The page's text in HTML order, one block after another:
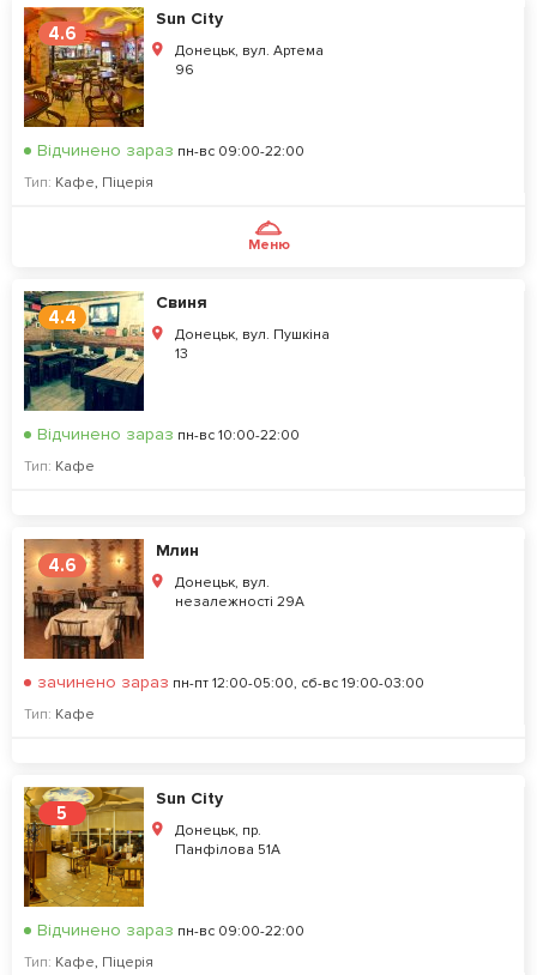
4.6
Sun City
Донецьк, вул. Артема
96
Відчинено зараз пн-вс 09:00-22:00
Тип: Кафе, Піцерія
Меню
4.4
Свиня
Донецьк, вул. Пушкіна
13
Відчинено зараз пн-вс 10:00-22:00
Тип: Кафе
4.6
Млин
Донецьк, вул.
незалежності 29А
зачинено зараз пн-пт 12:00-05:00, сб-вс 19:00-03:00
Тип: Кафе
5
Sun City
Донецьк, пр.
Панфілова 51А
Відчинено зараз пн-вс 09:00-22:00
Тип: Кафе, Піцерія